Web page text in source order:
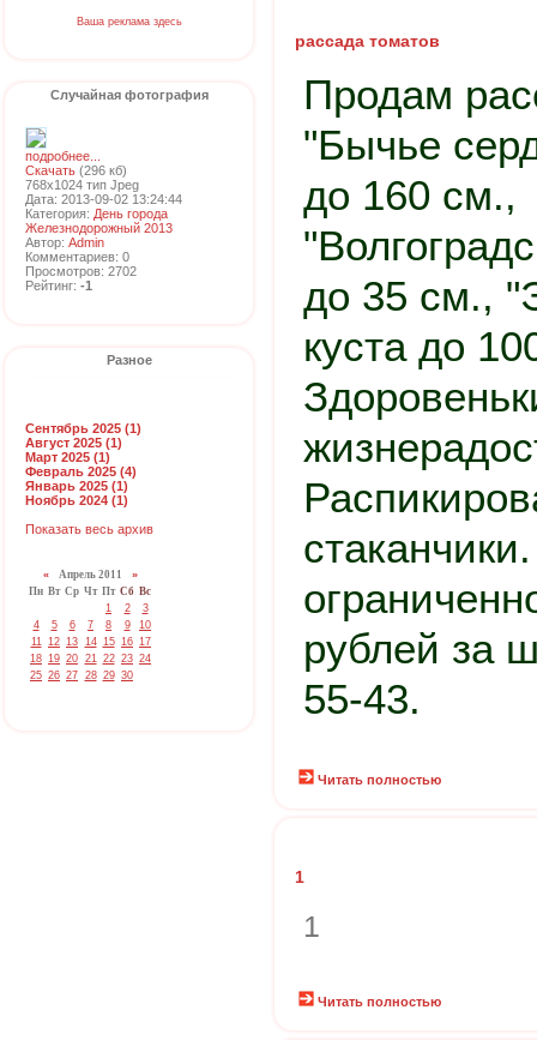
Ваша реклама здесь
Случайная фотография
подробнее...
Скачать (296 кб)
768x1024 тип Jpeg
Дата: 2013-09-02 13:24:44
Категория: День города
Железнодорожный 2013
Автор: Admin
Комментариев: 0
Просмотров: 2702
Рейтинг: -1
Разное
Сентябрь 2025 (1)
Август 2025 (1)
Март 2025 (1)
Февраль 2025 (4)
Январь 2025 (1)
Ноябрь 2024 (1)
Показать весь архив
«Апрель 2011 »
Пн Вт Ср Чт Пт Сб Вс
1
2
3
4
5 6 7 8 9
10
11 12 13 14 15 16 17
18 19 20 21 22 23 24
25 26 27 28 29 30
рассада томатов
Продам
"Бычье
до 160 см.,
до 35 см.,
куста до
рублей за
55-43.
Читать полностью
1
1
Читать полностью